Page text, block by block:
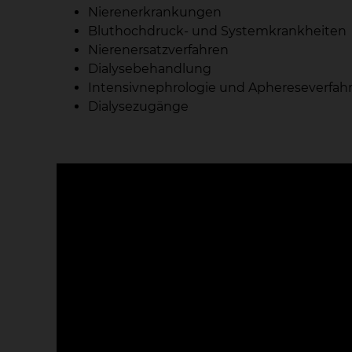
Nierenerkrankungen
Bluthochdruck- und Systemkrankheiten
Nierenersatzverfahren
Dialysebehandlung
Intensivnephrologie und
Dialysezugänge